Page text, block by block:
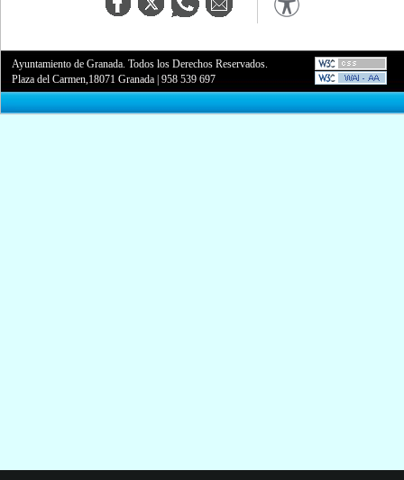
Ayuntamiento de Granada. Todos los Derechos Reservados.
Plaza del Carmen,18071 Granada |958 539 697